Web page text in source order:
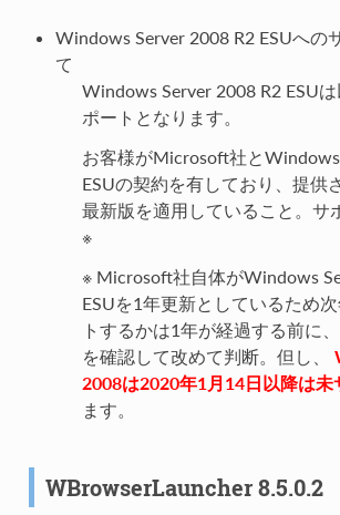
Windows Server 2008 R2 ESUへの
て
Windows Server 2008 R2 ESU
ポートとなります。
お客様がMicrosoft社と
ESUの契約を有しており、提供
最新版を適用していること。サ
※
※ Microsoft社自体がWindows
ESUを1年更新としているため
トするかは1年が経過する前に
を確認して改めて判断。但し、
2008は2020年1月14日以降は未
ます。
WBrowserLauncher 8.5.0.2